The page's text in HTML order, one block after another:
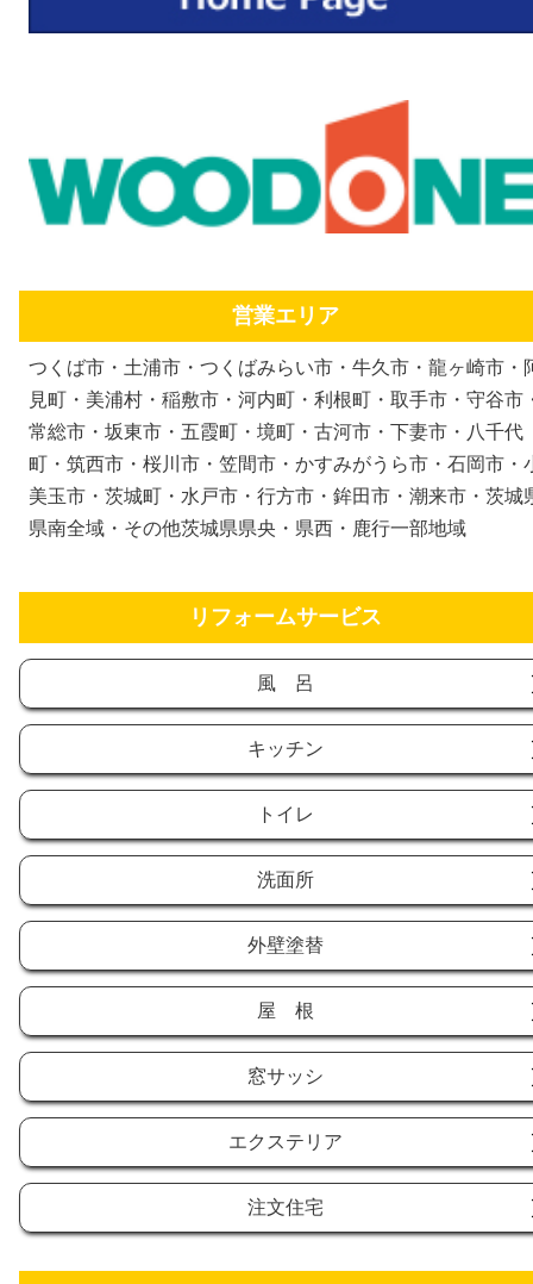
営業エリア
つくば市・土浦市・つくばみらい市・牛久市・龍ヶ崎市・
見町・美浦村・稲敷市・河内町・利根町・取手市・守谷市
常総市・坂東市・五霞町・境町・古河市・下妻市・八千代
町・筑西市・桜川市・笠間市・かすみがうら市・石岡市・
美玉市・茨城町・水戸市・行方市・鉾田市・潮来市・茨城
県南全域・その他茨城県県央・県西・鹿行一部地域
リフォームサービス
風 呂
キッチン
トイレ
洗面所
外壁塗替
屋 根
窓サッシ
エクステリア
注文住宅